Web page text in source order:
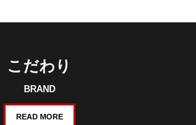
こだわり
BRAND
READ MORE